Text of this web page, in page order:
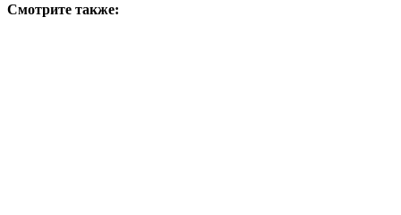
Смотрите также: